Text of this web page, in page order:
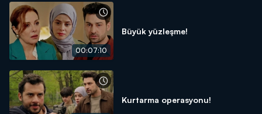
00:07:10
Büyük yüzleşme!
Kurtarma operasyonu!